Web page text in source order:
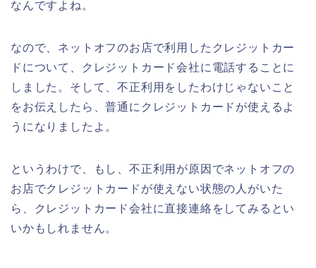
なんですよね。
なので、ネットオフのお店で利用したクレジットカー
ドについて、クレジットカード会社に電話することに
しました。そして、不正利用をしたわけじゃないこと
をお伝えしたら、普通にクレジットカードが使えるよ
うになりましたよ。
というわけで、もし、不正利用が原因でネットオフの
お店でクレジットカードが使えない状態の人がいた
ら、クレジットカード会社に直接連絡をしてみるとい
いかもしれません。